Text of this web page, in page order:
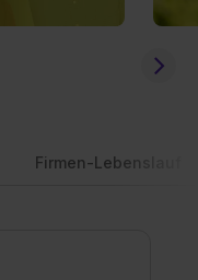
Firmen-Lebenslauf